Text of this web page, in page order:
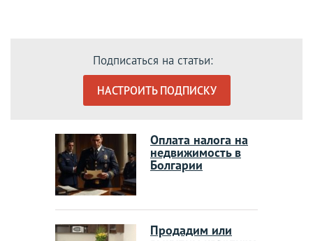
Подписаться на статьи:
НАСТРОИТЬ ПОДПИСКУ
Оплата налога на
недвижимость в
Болгарии
Продадим или